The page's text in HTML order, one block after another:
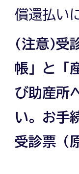
償還払い
(注意)受
帳」と「
び助産所
い。お手
受診票（